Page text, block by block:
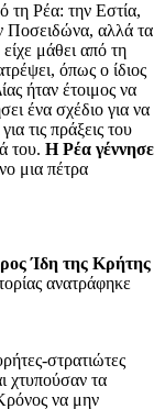
τη Ρέα: την Εστία,
Ποσειδώνα, αλλά τα
μάθει από τη
όπως ο ίδιος
ήταν έτοιμος να
ένα σχέδιο για να
τις πράξεις του
του. Η Ρέα γέννησε
μια πέτρα
Ίδη της Κρήτης
ανατράφηκε
στρατιώτες
χτυπούσαν τα
να μην